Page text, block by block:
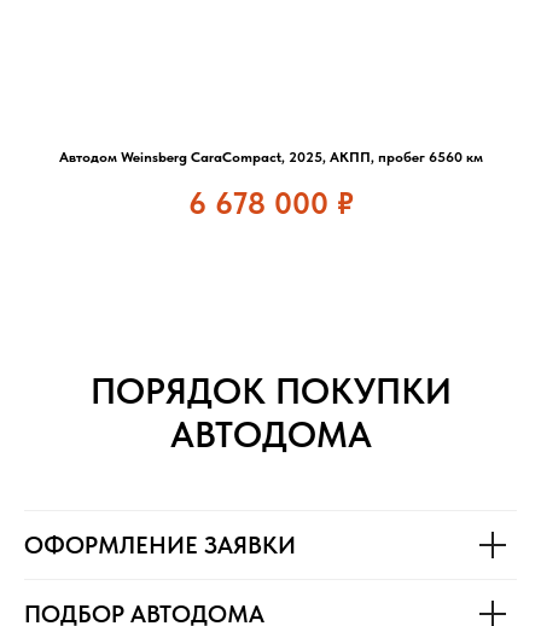
Автодом Weinsberg CaraCompact, 2025, АКПП, пробег 6560 км
6 678 000 ₽
ПОРЯДОК ПОКУПКИ
АВТОДОМА
ОФОРМЛЕНИЕ ЗАЯВКИ
ПОДБОР АВТОДОМА